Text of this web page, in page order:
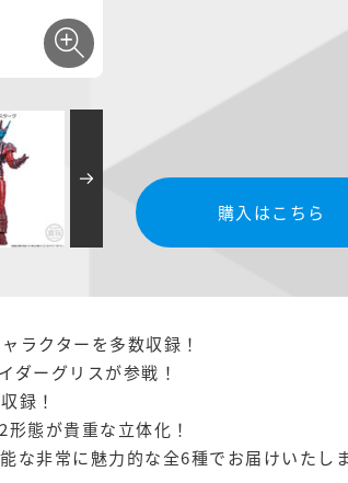
購入はこちら
ラクターを多数収録！
ダーグリスが参戦！
録！
態が貴重な立体化！
な非常に魅力的な全6種でお届けいたし